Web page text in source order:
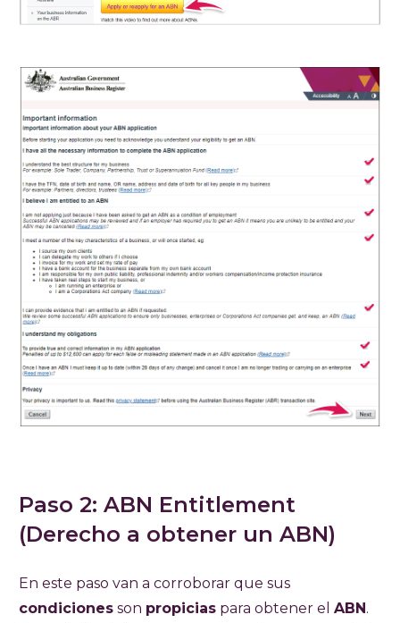
Paso 2: ABN Entitlement
(Derecho a obtener un ABN)
En este paso van a corroborar que sus
condiciones son propicias para obtener el ABN.